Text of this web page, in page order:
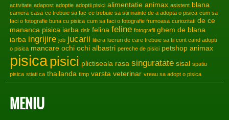
activitate adapost adoptie adoptii pisici alimentatie animax asistent blana
camera casa ce trebuie sa fac ce trebuie sa stii inainte de a adopta o pisica cum sa
faci o fotografie buna cu pisica cum sa faci o fotografie frumoasa curiozitati de ce
mananca pisica iarba dslr felina feline fotografii ghem de blana
iarba ingrijire job jucarii litiera lucruri de care trebuie sa tii cont cand adopti
o pisica mancare ochi ochi albastri pereche de pisici petshop animax
pisicapisici plictiseala rasa singuratate sisal spatiu
pisica stiati ca thailanda timp varsta veterinar vreau sa adopt o pisica
MENIU